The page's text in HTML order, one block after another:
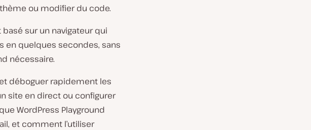
ou modifier du code.
sur un navigateur qui
en quelques secondes, sans
nécessaire.
déboguer rapidement les
site en direct ou configurer
WordPress Playground
et comment l’utiliser